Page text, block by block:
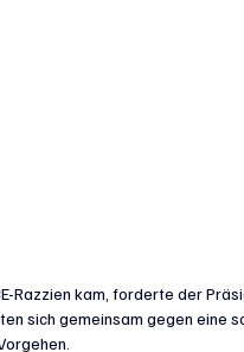
Razzien kam, forderte der
sich gemeinsam gegen eine